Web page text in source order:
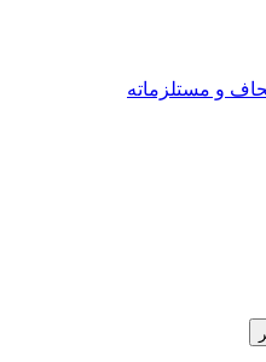
و مستلزماته